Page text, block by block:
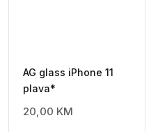
AG glass iPhone 11
plava*
20,00 KM